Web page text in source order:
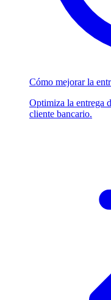
Cómo mejorar la
Optimiza la entrega
cliente bancario.